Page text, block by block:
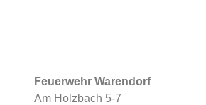
Feuerwehr Warendorf
Am Holzbach 5-7